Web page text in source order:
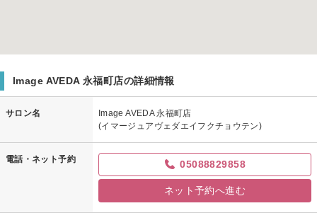
Image AVEDA 永福町店の詳細情報
サロン名
Image AVEDA 永福町店
(イマージュアヴェダエイフクチョウテン)
電話・ネット予約 05088829858
ネット予約へ進む